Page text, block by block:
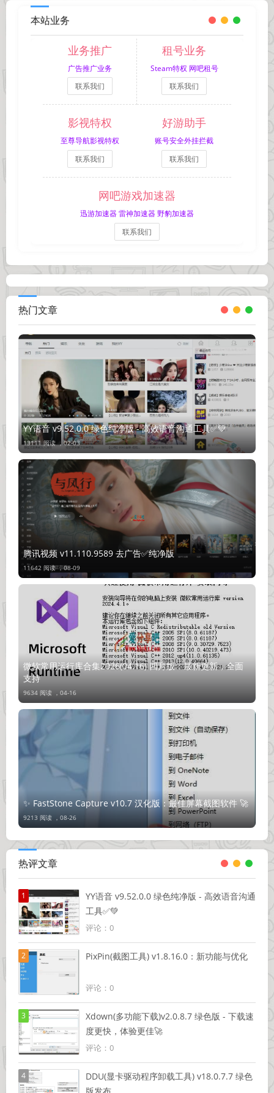
本站业务
业务推广
广告推广业务
联系我们
租号业务
Steam特权 网吧租号
联系我们
影视特权
至尊导航影视特权
联系我们
好游助手
账号安全外挂拦截
联系我们
网吧游戏加速器
迅游加速器 雷神加速器 野豹加速器
联系我们
热门文章
YY语音 v9.52.0.0 绿色纯净版 - 高效语音沟通工具✅💚
13111 阅读 ， 02-03
腾讯视频 v11.110.9589 去广告✅纯净版
11642 阅读 ，08-09
微软常用运行库合集2026(04.16) 四月版：最新更新，全面
支持
9634 阅读 ， 04-16
✨ FastStone Capture v10.7 汉化版：最佳屏幕截图软件 🚀
9213 阅读 ， 08-26
热评文章
1
YY语音 v9.52.0.0 绿色纯净版 - 高效语音沟通
工具✅💚
评论：0
2 PixPin(截图工具) v1.8.16.0：新功能与优化
评论：0
3
Xdown(多功能下载)v2.0.8.7 绿色版 - 下载速
度更快，体验更佳🚀
评论：0
4
DDU(显卡驱动程序卸载工具) v18.0.7.7 绿色